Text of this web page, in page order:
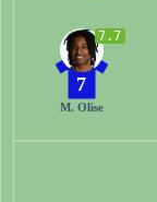
7.7
7
M. Olise